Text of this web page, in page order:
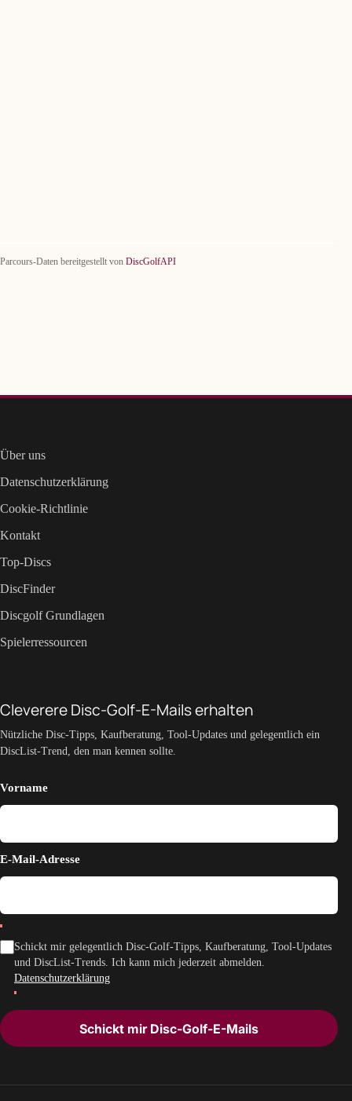
Parcours-Daten bereitgestellt von DiscGolfAPI
Über uns
Datenschutzerklärung
Cookie-Richtlinie
Kontakt
Top-Discs
DiscFinder
Discgolf Grundlagen
Spielerressourcen
Cleverere Disc-Golf-E-Mails erhalten
Nützliche Disc-Tipps, Kaufberatung, Tool-Updates und gelegentlich ein
DiscList-Trend, den man kennen sollte.
Vorname
E-Mail-Adresse
Schickt mir gelegentlich Disc-Golf-Tipps, Kaufberatung, Tool-Updates
und DiscList-Trends. Ich kann mich jederzeit abmelden.
Datenschutzerklärung
Schickt mir Disc-Golf-E-Mails